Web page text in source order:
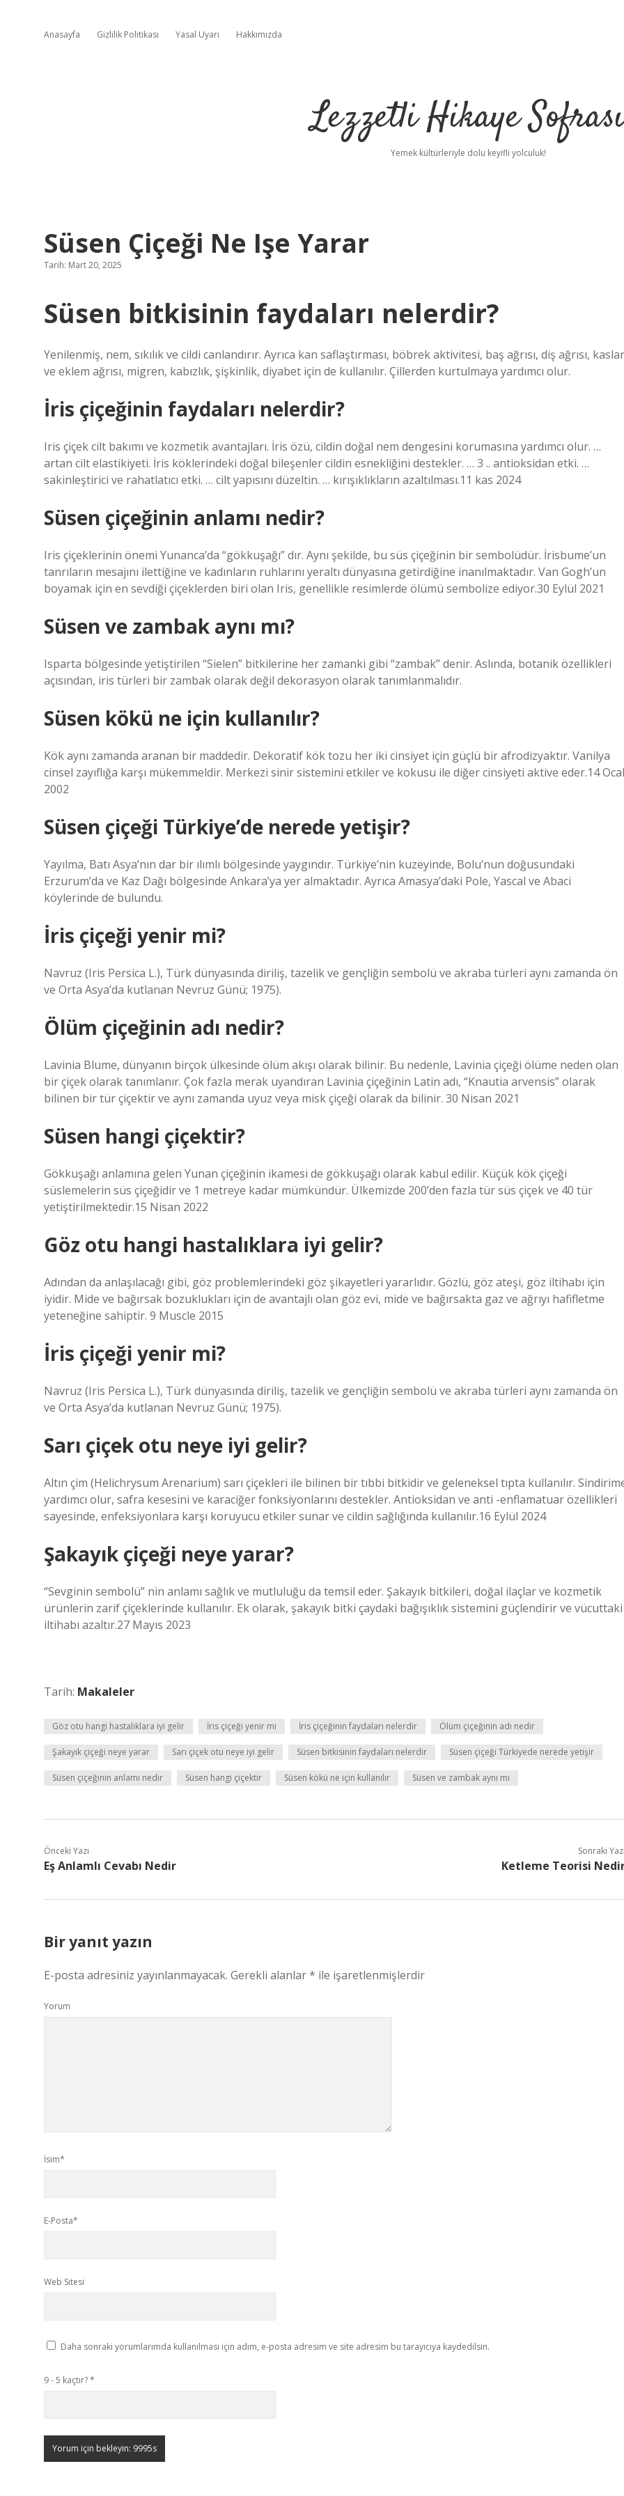
Anasayfa Gizlilik Politikası Yasal Uyarı Hakkımızda
Lezzetli Hikaye Sofrası
Yemek kültürleriyle dolu keyifli yolculuk!
Süsen Çiçeği Ne Işe Yarar
Tarih: Mart 20, 2025
Süsen bitkisinin faydaları nelerdir?
Yenilenmiş, nem, sıkılık ve cildi canlandırır. Ayrıca kan saflaştırması, böbrek aktivitesi, baş ağrısı, diş ağrısı, kaslar
ve eklem ağrısı, migren, kabızlık, şişkinlik, diyabet için de kullanılır. Çillerden kurtulmaya yardımcı olur.
İris çiçeğinin faydaları nelerdir?
Iris çiçek cilt bakımı ve kozmetik avantajları. İris özü, cildin doğal nem dengesini korumasına yardımcı olur. …
artan cilt elastikiyeti. İris köklerindeki doğal bileşenler cildin esnekliğini destekler. … 3 .. antioksidan etki. …
sakinleştirici ve rahatlatıcı etki. … cilt yapısını düzeltin. … kırışıklıkların azaltılması.11 kas 2024
Süsen çiçeğinin anlamı nedir?
Iris çiçeklerinin önemi Yunanca’da “gökkuşağı” dır. Aynı şekilde, bu süs çiçeğinin bir sembolüdür. İrisbume’un
tanrıların mesajını ilettiğine ve kadınların ruhlarını yeraltı dünyasına getirdiğine inanılmaktadır. Van Gogh’un
boyamak için en sevdiği çiçeklerden biri olan Iris, genellikle resimlerde ölümü sembolize ediyor.30 Eylül 2021
Süsen ve zambak aynı mı?
Isparta bölgesinde yetiştirilen “Sielen” bitkilerine her zamanki gibi “zambak” denir. Aslında, botanik özellikleri
açısından, iris türleri bir zambak olarak değil dekorasyon olarak tanımlanmalıdır.
Süsen kökü ne için kullanılır?
Kök aynı zamanda aranan bir maddedir. Dekoratif kök tozu her iki cinsiyet için güçlü bir afrodizyaktır. Vanilya
cinsel zayıflığa karşı mükemmeldir. Merkezi sinir sistemini etkiler ve kokusu ile diğer cinsiyeti aktive eder.14
2002
Süsen çiçeği Türkiye’de nerede yetişir?
Yayılma, Batı Asya’nın dar bir ılımlı bölgesinde yaygındır. Türkiye’nin kuzeyinde, Bolu’nun doğusundaki
Erzurum’da ve Kaz Dağı bölgesinde Ankara’ya yer almaktadır. Ayrıca Amasya’daki Pole, Yascal ve Abaci
köylerinde de bulundu.
İris çiçeği yenir mi?
Navruz (Iris Persica L.), Türk dünyasında diriliş, tazelik ve gençliğin sembolü ve akraba türleri aynı zamanda ön
ve Orta Asya’da kutlanan Nevruz Günü; 1975).
Ölüm çiçeğinin adı nedir?
Lavinia Blume, dünyanın birçok ülkesinde ölüm akışı olarak bilinir. Bu nedenle, Lavinia çiçeği ölüme neden olan
bir çiçek olarak tanımlanır. Çok fazla merak uyandıran Lavinia çiçeğinin Latin adı, “Knautia arvensis” olarak
bilinen bir tür çiçektir ve aynı zamanda uyuz veya misk çiçeği olarak da bilinir. 30 Nisan 2021
Süsen hangi çiçektir?
Gökkuşağı anlamına gelen Yunan çiçeğinin ikamesi de gökkuşağı olarak kabul edilir. Küçük kök çiçeği
süslemelerin süs çiçeğidir ve 1 metreye kadar mümkündür. Ülkemizde 200’den fazla tür süs çiçek ve 40 tür
yetiştirilmektedir.15 Nisan 2022
Göz otu hangi hastalıklara iyi gelir?
Adından da anlaşılacağı gibi, göz problemlerindeki göz şikayetleri yararlıdır. Gözlü, göz ateşi, göz iltihabı için
iyidir. Mide ve bağırsak bozuklukları için de avantajlı olan göz evi, mide ve bağırsakta gaz ve ağrıyı hafifletme
yeteneğine sahiptir. 9 Muscle 2015
İris çiçeği yenir mi?
Navruz (Iris Persica L.), Türk dünyasında diriliş, tazelik ve gençliğin sembolü ve akraba türleri aynı zamanda ön
ve Orta Asya’da kutlanan Nevruz Günü; 1975).
Sarı çiçek otu neye iyi gelir?
Altın çim (Helichrysum Arenarium) sarı çiçekleri ile bilinen bir tıbbi bitkidir ve geleneksel tıpta kullanılır.
yardımcı olur, safra kesesini ve karaciğer fonksiyonlarını destekler. Antioksidan ve anti -enflamatuar özellikleri
sayesinde, enfeksiyonlara karşı koruyucu etkiler sunar ve cildin sağlığında kullanılır.16 Eylül 2024
Şakayık çiçeği neye yarar?
“Sevginin sembolü” nin anlamı sağlık ve mutluluğu da temsil eder. Şakayık bitkileri, doğal ilaçlar ve kozmetik
ürünlerin zarif çiçeklerinde kullanılır. Ek olarak, şakayık bitki çaydaki bağışıklık sistemini güçlendirir ve vücuttaki
iltihabı azaltır.27 Mayıs 2023
Tarih: Makaleler
Göz otu hangi hastalıklara iyi gelir İris çiçeği yenir mi İris çiçeğinin faydaları nelerdir Ölüm çiçeğinin adı nedir
Şakayık çiçeği neye yarar Sarı çiçek otu neye iyi gelir Süsen bitkisinin faydaları nelerdir Süsen çiçeği Türkiyede nerede yetişir
Süsen çiçeğinin anlamı nedir Süsen hangi çiçektir Süsen kökü ne için kullanılır Süsen ve zambak aynı mı
Önceki Yazı
Eş Anlamlı Cevabı Nedir
Sonraki
Ketleme Teorisi
Bir yanıt yazın
E-posta adresiniz yayınlanmayacak. Gerekli alanlar* ile işaretlenmişlerdir
Yorum
İsim*
E-Posta*
Web Sitesi
Daha sonraki yorumlarımda kullanılması için adım, e-posta adresim ve site adresim bu tarayıcıya kaydedilsin.
9 - 5 kaçtır?*